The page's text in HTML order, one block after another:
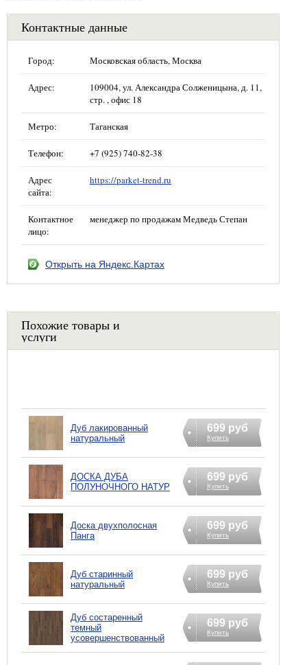
Контактные данные
Город: Московская область, Москва
Адрес:
109004, ул. Александра Солженицына, д. 11,
стр. , офис 18
Метро: Таганская
Телефон: +7 (925) 740-82-38
Адрес
сайта:
https://parket-trend.ru
Контактное
лицо:
менеджер по продажам Медведь Степан
Открыть на Яндекс.Картах
Похожие товары и
услуги
Дуб лакированный
натуральный
699 руб
Купить
ДОСКА ДУБА
ПОЛУНОЧНОГО НАТУР
699 руб
Купить
Доска двухполосная
Панга
699 руб
Купить
Дуб старинный
натуральный
699 руб
Купить
Дуб состаренный
темный
усовершенствованный
699 руб
Купить